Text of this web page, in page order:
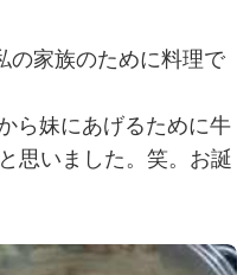
の家族のために料理で
ら妹にあげるために牛
思いました。笑。お誕